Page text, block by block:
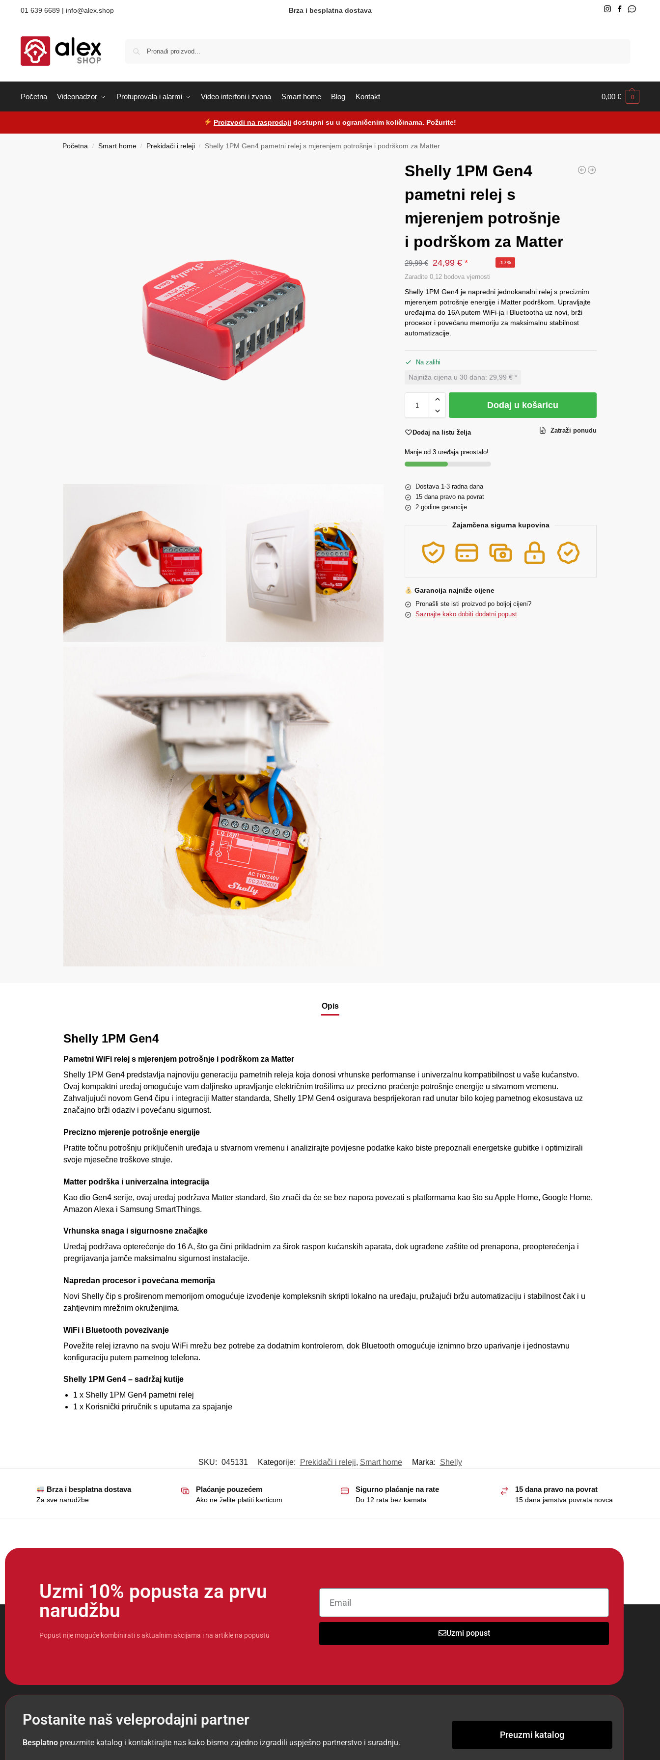
01 639 6689 | info@alex.shop Brza i besplatna dostava
Početna Videonadzor Protuprovala i alarmi Video interfoni i zvona Smart home Blog Kontakt 0,00€ 0
Proizvodi na rasprodaji dostupni su u ograničenim količinama. Požurite!
Početna / Smart home / Prekidači i releji / Shelly 1PM Gen4 pametni relej s mjerenjem potrošnje i podrškom za Matter
Shelly 1PM Gen4
pametni relej s
mjerenjem potrošnje
i podrškom za Matter
29,99€ 24,99€ *
Zaradite 0,12 bodova vjernosti
-17%
Shelly 1PM Gen4 je napredni jednokanalni relej s preciznim
mjerenjem potrošnje energije i Matter podrškom. Upravljajte
uređajima do 16A putem WiFi-ja i Bluetootha uz novi, brži
procesor i povećanu memoriju za maksimalnu stabilnost
automatizacije.
Na zalihi
Najniža cijena u 30 dana: 29,99 € *
Dodaj u košaricu
Zatraži ponudu
Dodaj na listu želja
Manje od 3 uređaja preostalo!
Dostava 1-3 radna dana
15 dana pravo na povrat
2 godine garancije
Zajamčena sigurna kupovina
Garancija najniže cijene
Pronašli ste isti proizvod po boljoj cijeni?
Saznajte kako dobiti dodatni popust
Opis
Shelly 1PM Gen4
Pametni WiFi relej s mjerenjem potrošnje i podrškom za Matter
Shelly 1PM Gen4 predstavlja najnoviju generaciju pametnih releja koja donosi vrhunske performanse i univerzalnu kompatibilnost u vaše kućanstvo.
Ovaj kompaktni uređaj omogućuje vam daljinsko upravljanje električnim trošilima uz precizno praćenje potrošnje energije u stvarnom vremenu.
Zahvaljujući novom Gen4 čipu i integraciji Matter standarda, Shelly 1PM Gen4 osigurava besprijekoran rad unutar bilo kojeg pametnog ekosustava uz
značajno brži odaziv i povećanu sigurnost.
Precizno mjerenje potrošnje energije
Pratite točnu potrošnju priključenih uređaja u stvarnom vremenu i analizirajte povijesne podatke kako biste prepoznali energetske gubitke i optimizirali
svoje mjesečne troškove struje.
Matter podrška i univerzalna integracija
Kao dio Gen4 serije, ovaj uređaj podržava Matter standard, što znači da će se bez napora povezati s platformama kao što su Apple Home, Google Home,
Amazon Alexa i Samsung SmartThings.
Vrhunska snaga i sigurnosne značajke
Uređaj podržava opterećenje do 16 A, što ga čini prikladnim za širok raspon kućanskih aparata, dok ugrađene zaštite od prenapona, preopterećenja i
pregrijavanja jamče maksimalnu sigurnost instalacije.
Napredan procesor i povećana memorija
Novi Shelly čip s proširenom memorijom omogućuje izvođenje kompleksnih skripti lokalno na uređaju, pružajući bržu automatizaciju i stabilnost čak i u
zahtjevnim mrežnim okruženjima.
WiFi i Bluetooth povezivanje
Povežite relej izravno na svoju WiFi mrežu bez potrebe za dodatnim kontrolerom, dok Bluetooth omogućuje iznimno brzo uparivanje i jednostavnu
konfiguraciju putem pametnog telefona.
Shelly 1PM Gen4 – sadržaj kutije
1 x Shelly 1PM Gen4 pametni relej
1 x Korisnički priručnik s uputama za spajanje
SKU: 045131 Kategorije: Prekidači i releji, Smart home Marka: Shelly
Brza i besplatna dostava
Za sve narudžbe
Plaćanje pouzećem
Ako ne želite platiti karticom
Sigurno plaćanje na rate
Do 12 rata bez kamata
15 dana pravo na povrat
15 dana jamstva povrata novca
Uzmi 10% popusta za prvu
narudžbu
Popust nije moguće kombinirati s aktualnim akcijama i na artikle na popustu Uzmi popust
Postanite naš veleprodajni partner
Besplatno preuzmite katalog i kontaktirajte nas kako bismo zajedno izgradili uspješno partnerstvo i suradnju.
Preuzmi katalog